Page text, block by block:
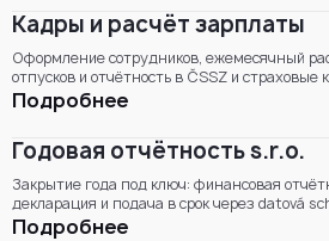
Кадры и расчёт зарплаты
Оформление сотрудников, ежемесячный
отпусков и отчётность в ČSSZ и страховые
Подробнее
Годовая отчётность s.r.o.
Закрытие года под ключ: финансовая
декларация и подача в срок через datová
Подробнее